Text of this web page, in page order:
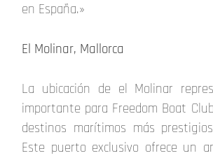
en España.»
El Molinar, Mallorca
La ubicación de el Molinar
importante para Freedom Boat
destinos marítimos más
Este puerto exclusivo ofrece un